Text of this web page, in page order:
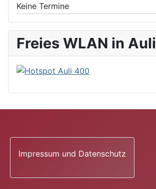
Keine Termine
Freies WLAN in Auli
Impressum und Datenschutz